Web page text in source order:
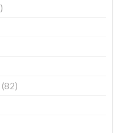
101
8282